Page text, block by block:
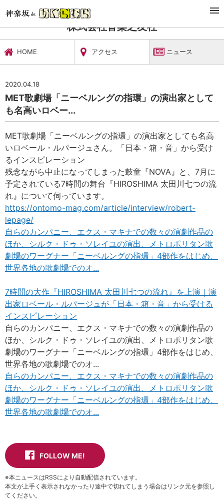
文化施設・ギャラリー
株式会社音楽之友社
HOME アクセス ニュース
2020.04.18
‪MET歌劇場「ニーベルングの指環」の演出家として
も名高いロベー...
‪MET歌劇場「ニーベルングの指環」の演出家としても名高
いロベール・ルパージュさん。「日本・箱・音」から受け
るインスピレーション‬
‪残念ながら中止になってしまった鼓童『NOVA』と、7月に
予定されている7時間の舞台『HIROSHIMA 太田川七つの流
れ』について伺っています。‬
https://ontomo-mag.com/article/interview/robert-
lepage/‬
自らのカンパニー、エクス・マキナでの数々の演劇作品の
ほか、シルク・ドゥ・ソレイユの演出、メトロポリタン歌
劇場のワーグナー「ニーベルングの指環」4部作をはじめ、
世界各地の歌劇場でのオ...
7時間の大作『HIROSHIMA 太田川七つの流れ』を上演｜演
出家ロベール・ルパージュが「日本・箱・音」から受ける
インスピレーション
自らのカンパニー、エクス・マキナでの数々の演劇作品の
ほか、シルク・ドゥ・ソレイユの演出、メトロポリタン歌
劇場のワーグナー「ニーベルングの指環」4部作をはじめ、
世界各地の歌劇場でのオ...
自らのカンパニー、エクス・マキナでの数々の演劇作品の
ほか、シルク・ドゥ・ソレイユの演出、メトロポリタン歌
劇場のワーグナー「ニーベルングの指環」4部作をはじめ、
世界各地の歌劇場でのオ...
FOLLOW ME!
※本ニュースはRSSにより自動配信されています。
本文が上手く表示されなかったり途中で切れてしまう場合はリンク元を参照し
てください。